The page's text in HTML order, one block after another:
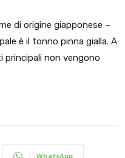
di origine giapponese –
è il tonno pinna gialla. A
principali non vengono
WhatsApp